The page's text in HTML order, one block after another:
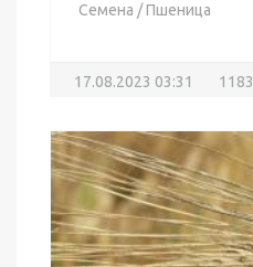
Семена /Пшеница
17.08.2023 03:31 1183